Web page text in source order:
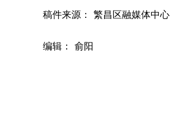
稿件来源： 繁昌区融媒体中心
编辑： 俞阳